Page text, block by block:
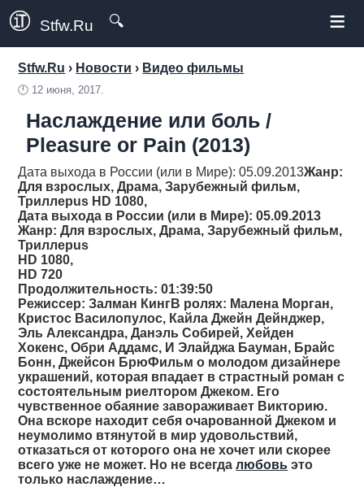
Stfw.Ru 🔍 ≡
Stfw.Ru › Новости › Видео фильмы
🕛 12 июня, 2017.
Наслаждение или боль /
Pleasure or Pain (2013)
Дата выхода в России (или в Мире): 05.09.2013Жанр:
Для взрослых, Драма, Зарубежный фильм,
Триллерus HD 1080,
Дата выхода в России (или в Мире): 05.09.2013
Жанр: Для взрослых, Драма, Зарубежный фильм,
Триллерus
HD 1080,
HD 720
Продолжительность: 01:39:50
Режиссер: Залман КингВ ролях: Малена Морган,
Кристос Василопулос, Кайла Джейн Дейнджер,
Эль Александра, Данэль Собирей, Хейден
Хокенс, Обри Аддамс, И Элайджа Бауман, Брайс
Бонн, Джейсон БрюФильм о молодом дизайнере
украшений, которая впадает в страстный роман с
состоятельным риелтором Джеком. Его
чувственное обаяние завораживает Викторию.
Она вскоре находит себя очарованной Джеком и
неумолимо втянутой в мир удовольствий,
отказаться от которого она не хочет или скорее
всего уже не может. Но не всегдалюбовь это
только наслаждение…